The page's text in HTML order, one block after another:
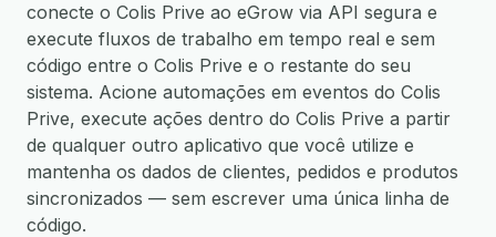
conecte o Colis Prive ao eGrow via API segura e
execute fluxos de trabalho em tempo real e sem
código entre o Colis Prive e o restante do seu
sistema. Acione automações em eventos do Colis
Prive, execute ações dentro do Colis Prive a partir
de qualquer outro aplicativo que você utilize e
mantenha os dados de clientes, pedidos e produtos
sincronizados — sem escrever uma única linha de
código.